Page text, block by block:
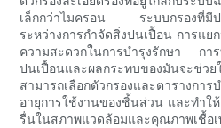
เล็กกว่าไมครอน ระบบกรองที่มีป
ระหว่างการกำจัดสิ่งปนเปื้อน การแ
ความสะดวกในการบำรุงรักษา การ
ปนเปื้อนและผลกระทบของมันจะช่วย
สามารถเลือกตัวกรองและตารางกา
อายุการใช้งานของชิ้นส่วน และทำใ
รื่นในสภาพแวดล้อมและคุณภาพเชื้อ